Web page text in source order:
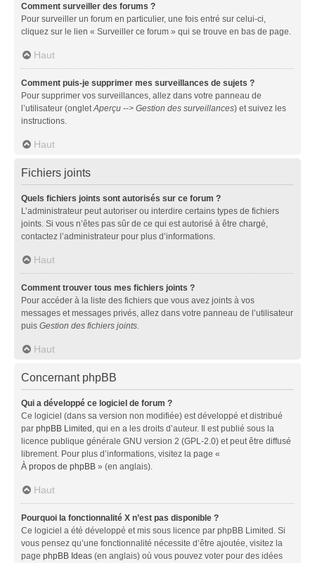
Comment surveiller des forums ?
Pour surveiller un forum en particulier, une fois entré sur celui-ci,
cliquez sur le lien « Surveiller ce forum » qui se trouve en bas de page.
Haut
Comment puis-je supprimer mes surveillances de sujets ?
Pour supprimer vos surveillances, allez dans votre panneau de
l’utilisateur (ongletAperçu --> Gestion des surveillances) et suivez les
instructions.
Haut
Fichiers joints
Quels fichiers joints sont autorisés sur ce forum ?
L’administrateur peut autoriser ou interdire certains types de fichiers
joints. Si vous n’êtes pas sûr de ce qui est autorisé à être chargé,
contactez l’administrateur pour plus d’informations.
Haut
Comment trouver tous mes fichiers joints ?
Pour accéder à la liste des fichiers que vous avez joints à vos
messages et messages privés, allez dans votre panneau de l’utilisateur
puis Gestion des fichiers joints.
Haut
Concernant phpBB
Qui a développé ce logiciel de forum ?
Ce logiciel (dans sa version non modifiée) est développé et distribué
par phpBB Limited, qui en a les droits d’auteur. Il est publié sous la
licence publique générale GNU version 2 (GPL-2.0) et peut être diffusé
librement. Pour plus d’informations, visitez la page «
À propos de phpBB » (en anglais).
Haut
Pourquoi la fonctionnalité X n’est pas disponible ?
Ce logiciel a été développé et mis sous licence par phpBB Limited. Si
vous pensez qu’une fonctionnalité nécessite d’être ajoutée, visitez la
page phpBB Ideas (en anglais) où vous pouvez voter pour des idées